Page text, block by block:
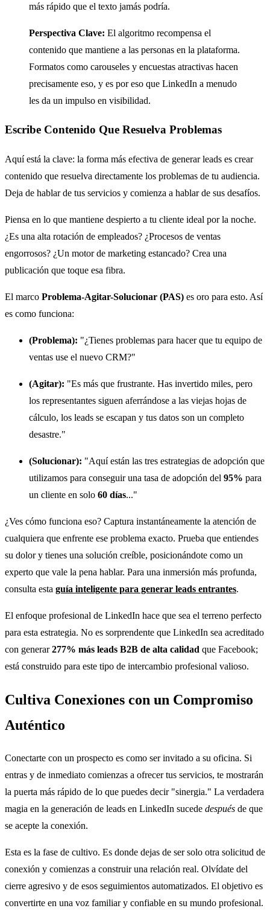
más rápido que el texto jamás podría.
Perspectiva Clave: El algoritmo recompensa el
contenido que mantiene a las personas en la plataforma.
Formatos como carouseles y encuestas atractivas hacen
precisamente eso, y es por eso que LinkedIn a menudo
les da un impulso en visibilidad.
Escribe Contenido Que Resuelva Problemas
Aquí está la clave: la forma más efectiva de generar leads es crear
contenido que resuelva directamente los problemas de tu audiencia.
Deja de hablar de tus servicios y comienza a hablar de sus desafíos.
Piensa en lo que mantiene despierto a tu cliente ideal por la noche.
¿Es una alta rotación de empleados? ¿Procesos de ventas
engorrosos? ¿Un motor de marketing estancado? Crea una
publicación que toque esa fibra.
El marco Problema-Agitar-Solucionar (PAS) es oro para esto. Así
es como funciona:
(Problema): "¿Tienes problemas para hacer que tu equipo de
ventas use el nuevo CRM?"
(Agitar): "Es más que frustrante. Has invertido miles, pero
los representantes siguen aferrándose a las viejas hojas de
cálculo, los leads se escapan y tus datos son un completo
desastre."
(Solucionar): "Aquí están las tres estrategias de adopción que
utilizamos para conseguir una tasa de adopción del 95% para
un cliente en solo 60 días..."
¿Ves cómo funciona eso? Captura instantáneamente la atención de
cualquiera que enfrente ese problema exacto. Prueba que entiendes
su dolor y tienes una solución creíble, posicionándote como un
experto que vale la pena hablar. Para una inmersión más profunda,
consulta esta guía inteligente para generar leads entrantes.
El enfoque profesional de LinkedIn hace que sea el terreno perfecto
para esta estrategia. No es sorprendente que LinkedIn sea acreditado
con generar277% más leads B2B de alta calidad que Facebook;
está construido para este tipo de intercambio profesional valioso.
Cultiva Conexiones con un Compromiso
Auténtico
Conectarte con un prospecto es como ser invitado a su oficina. Si
entras y de inmediato comienzas a ofrecer tus servicios, te mostrarán
la puerta más rápido de lo que puedes decir "sinergia." La verdadera
magia en la generación de leads en LinkedIn sucede después de que
se acepte la conexión.
Esta es la fase de cultivo. Es donde dejas de ser solo otra solicitud de
conexión y comienzas a construir una relación real. Olvídate del
cierre agresivo y de esos seguimientos automatizados. El objetivo es
convertirte en una voz familiar y confiable en su mundo profesional.